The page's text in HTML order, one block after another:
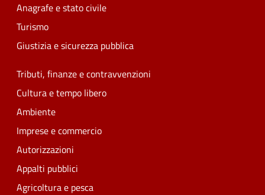
Anagrafe e stato civile
Turismo
Giustizia e sicurezza pubblica
Tributi, finanze e contravvenzioni
Cultura e tempo libero
Ambiente
Imprese e commercio
Autorizzazioni
Appalti pubblici
Agricoltura e pesca